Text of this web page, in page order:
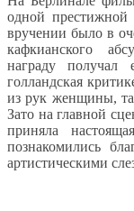
одной
вручении было в
кафкианского
награду
голландская
из рук женщины,
Зато на главной
приняла
познакомились
артистическими